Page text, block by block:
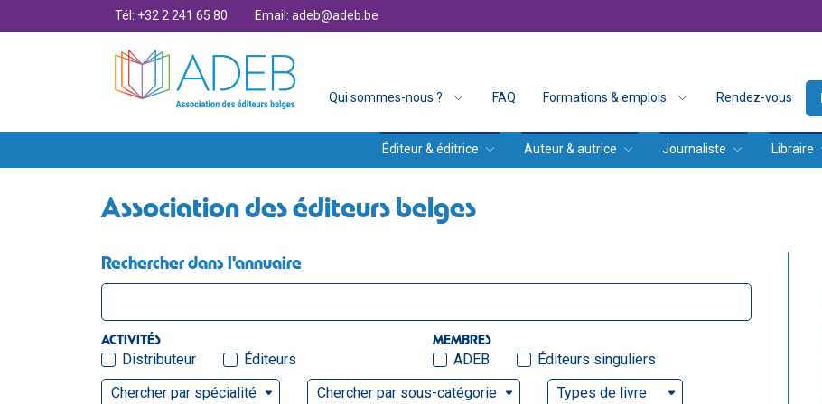
Tél: +32 2 241 65 80 Email: adeb@adeb.be
Qui sommes-nous ? FAQ Formations & emplois Rendez-vous
Éditeur & éditrice Auteur & autrice Journaliste Libraire
Association des éditeurs belges
Rechercher dans l'annuaire
ACTIVITÉS
Distributeur Éditeurs
MEMBRES
ADEB
Éditeurs singuliers
Chercher par spécialité
Chercher par sous-catégorie Types de livre